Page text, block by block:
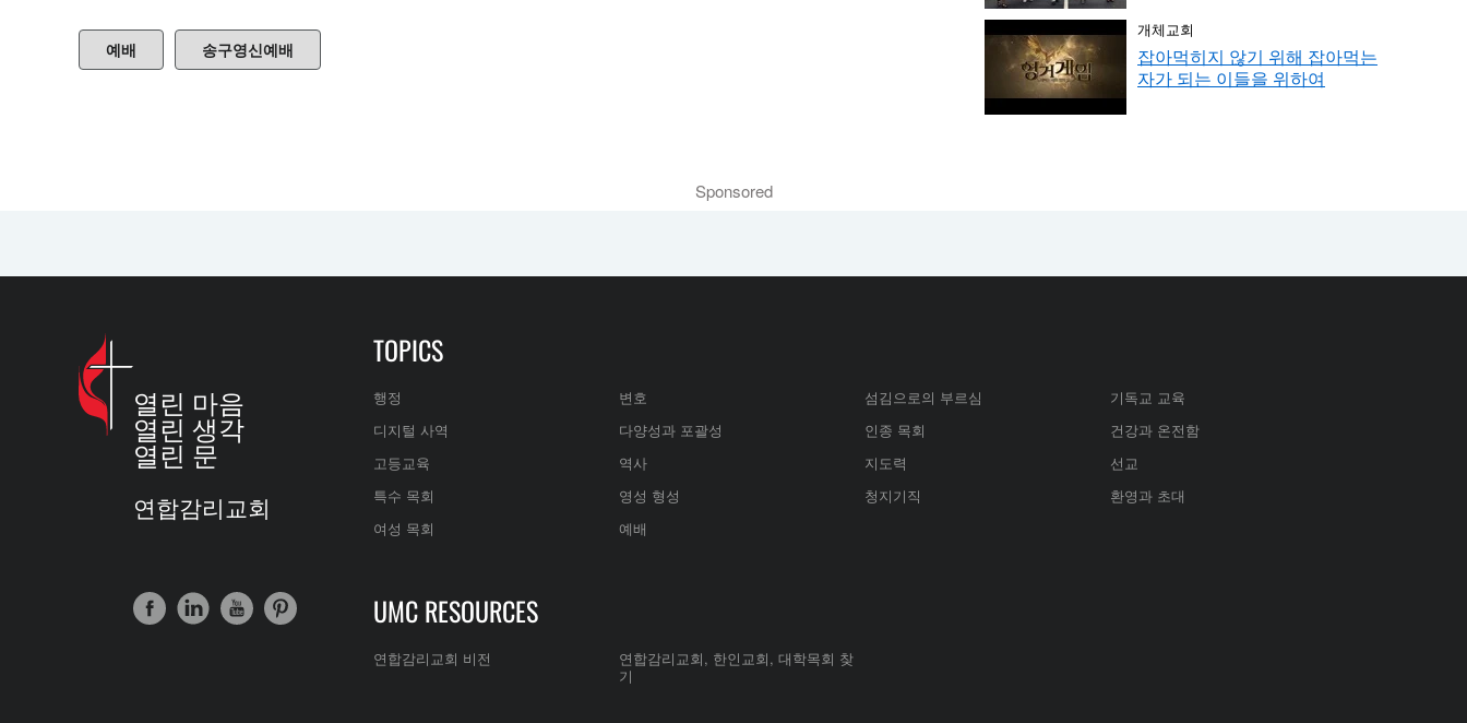
예배 송구영신예배
개체교회
잡아먹히지 않기 위해 잡아먹는
자가 되는 이들을 위하여
Sponsored
열린 마음
열린 생각
열린 문
연합감리교회
TOPICS
행정 변호 섬김으로의 부르심
기독교 교육
디지털 사역
다양성과 포괄성 인종 목회
건강과 온전함
고등교육
역사 지도력
선교
특수 목회
영성 형성 청지기직
환영과 초대
여성 목회
예배
UMC RESOURCES
연합감리교회 비전
연합감리교회, 한인교회, 대학목회 찾
기